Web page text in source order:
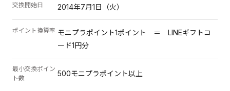
交換開始日 2014年7月1日（火）
ポイント換算率 モニプラポイント1ポイント ＝ LINEギフトコ
ード1円分
最小交換ポイン
ト数
500モニプラポイント以上